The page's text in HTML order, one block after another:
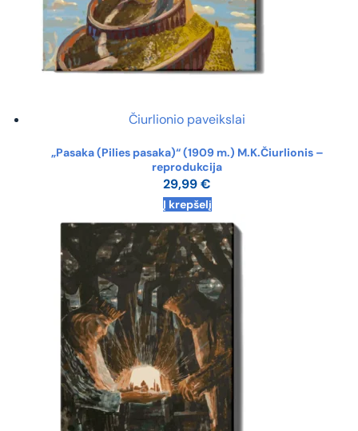
Čiurlionio paveikslai
„Pasaka (Pilies pasaka)“ (1909 m.) M.K.Čiurlionis –
reprodukcija
29,99€
Į krepšelį